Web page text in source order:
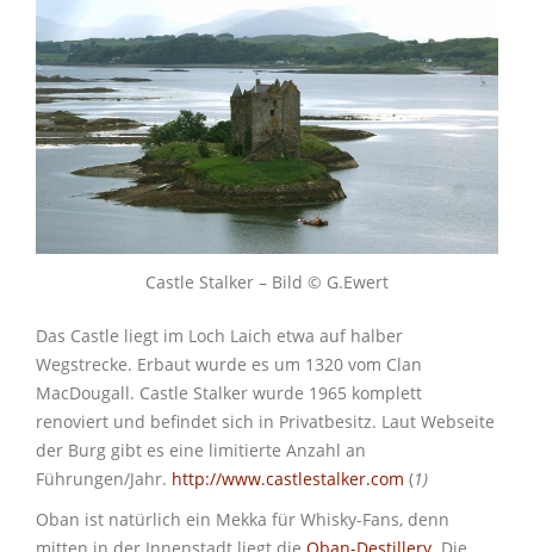
Castle Stalker – Bild © G.Ewert
Das Castle liegt im Loch Laich etwa auf halber
Wegstrecke. Erbaut wurde es um 1320 vom Clan
MacDougall. Castle Stalker wurde 1965 komplett
renoviert und befindet sich in Privatbesitz. Laut Webseite
der Burg gibt es eine limitierte Anzahl an
Führungen/Jahr. http://www.castlestalker.com (1)
Oban ist natürlich ein Mekka für Whisky-Fans, denn
mitten in der Innenstadt liegt die Oban-Destillery. Die